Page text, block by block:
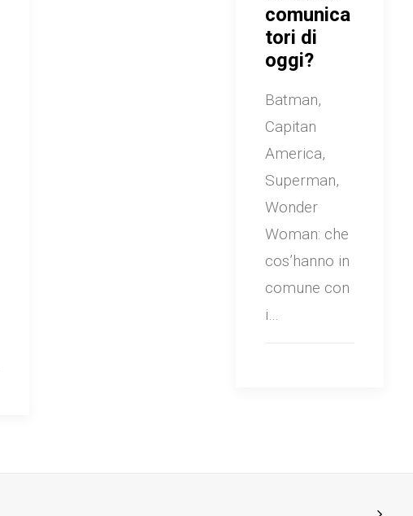
comunica
tori di
oggi?
Batman,
Capitan
America,
Superman,
Wonder
Woman: che
cos’hanno in
comune con
i…